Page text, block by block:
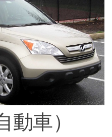
車）